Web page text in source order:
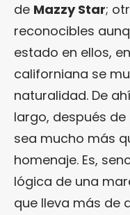
de Mazzy Star;
reconocibles
estado en ellos,
californiana se
naturalidad. De
largo, después
sea mucho más
homenaje. Es,
lógica de una
que lleva más de